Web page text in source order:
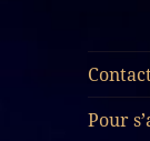
Pour